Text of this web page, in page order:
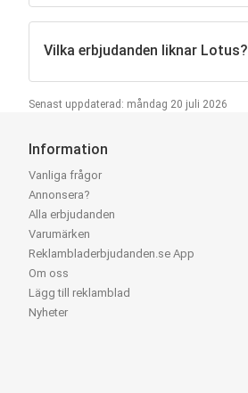
Vilka erbjudanden liknar Lotus?
Senast uppdaterad: måndag 20 juli 2026
Information
Vanliga frågor
Annonsera?
Alla erbjudanden
Varumärken
Reklambladerbjudanden.se App
Om oss
Lägg till reklamblad
Nyheter